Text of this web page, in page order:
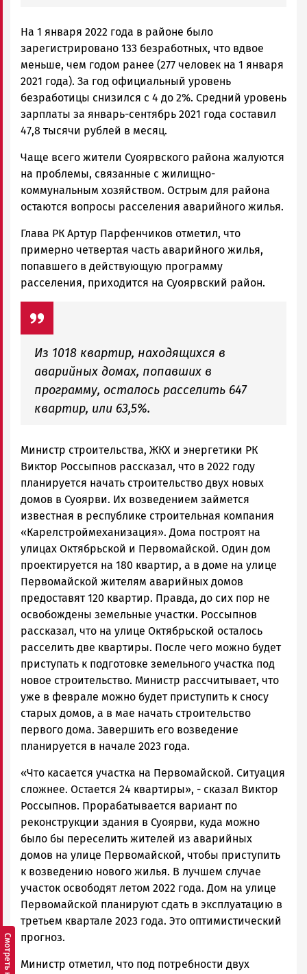
На 1 января 2022 года в районе было
зарегистрировано 133 безработных, что вдвое
меньше, чем годом ранее (277 человек на 1 января
2021 года). За год официальный уровень
безработицы снизился с 4 до 2%. Средний уровень
зарплаты за январь-сентябрь 2021 года составил
47,8 тысячи рублей в месяц.
Чаще всего жители Суоярвского района жалуются
на проблемы, связанные с жилищно-
коммунальным хозяйством. Острым для района
остаются вопросы расселения аварийного жилья.
Глава РК Артур Парфенчиков отметил, что
примерно четвертая часть аварийного жилья,
попавшего в действующую программу
расселения, приходится на Суоярвский район.
Из 1018 квартир, находящихся в
аварийных домах, попавших в
программу, осталось расселить 647
квартир, или 63,5%.
Министр строительства, ЖКХ и энергетики РК
Виктор Россыпнов рассказал, что в 2022 году
планируется начать строительство двух новых
домов в Суоярви. Их возведением займется
известная в республике строительная компания
«Карелстроймеханизация». Дома построят на
улицах Октябрьской и Первомайской. Один дом
проектируется на 180 квартир, а в доме на улице
Первомайской жителям аварийных домов
предоставят 120 квартир. Правда, до сих пор не
освобождены земельные участки. Россыпнов
рассказал, что на улице Октябрьской осталось
расселить две квартиры. После чего можно будет
приступать к подготовке земельного участка под
новое строительство. Министр рассчитывает, что
уже в феврале можно будет приступить к сносу
старых домов, а в мае начать строительство
первого дома. Завершить его возведение
планируется в начале 2023 года.
«Что касается участка на Первомайской. Ситуация
сложнее. Остается 24 квартиры», - сказал Виктор
Россыпнов. Прорабатывается вариант по
реконструкции здания в Суоярви, куда можно
было бы переселить жителей из аварийных
домов на улице Первомайской, чтобы приступить
к возведению нового жилья. В лучшем случае
участок освободят летом 2022 года. Дом на улице
Первомайской планируют сдать в эксплуатацию в
третьем квартале 2023 года. Это оптимистический
прогноз.
Министр отметил, что под потребности двух